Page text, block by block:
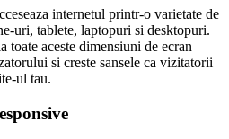
internetul printr-o varietate de
uri, tablete, laptopuri si desktopuri.
toate aceste dimensiuni de ecran
si creste sansele ca vizitatorii
ul tau.